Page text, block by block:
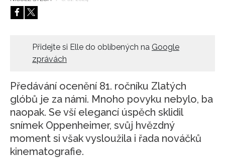
HOME
Přidejte si Elle do oblíbených na Google
zprávách
Předávání ocenění 81. ročníku Zlatých
glóbů je za námi. Mnoho povyku nebylo, ba
naopak. Se vší elegancí úspěch sklidil
snímek Oppenheimer, svůj hvězdný
moment si však vysloužila i řada nováčků
kinematografie.